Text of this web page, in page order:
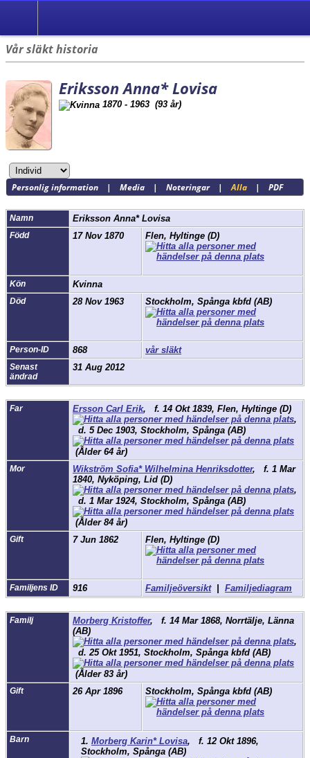
Vår släkt historia
Eriksson Anna* Lovisa
1870 - 1963 (93 år)
Personlig information |Media |Noteringar|Alla |PDF
Namn Eriksson Anna* Lovisa
Född 17 Nov 1870 Flen, Hyltinge (D)
Kön Kvinna
Död 28 Nov 1963 Stockholm, Spånga kbfd (AB)
Person-ID 868 vår släkt
Senast
ändrad
31 Aug 2012
Far Ersson Carl Erik, f. 14 Okt 1839, Flen, Hyltinge (D)
,
d. 5 Dec 1903, Stockholm, Spånga (AB)
(Ålder 64 år)
Mor Wikström Sofia* Wilhelmina Henriksdotter, f. 1 Mar
1840, Nyköping, Lid (D)
,
d. 1 Mar 1924, Stockholm, Spånga (AB)
(Ålder 84 år)
Gift 7 Jun 1862 Flen, Hyltinge (D)
Familjens ID 916 Familjeöversikt| Familjediagram
Familj Morberg Kristoffer, f. 14 Mar 1868, Norrtälje, Länna
(AB)
,
d. 25 Okt 1951, Stockholm, Spånga kbfd (AB)
(Ålder 83 år)
Gift 26 Apr 1896 Stockholm, Spånga kbfd (AB)
Barn 1. Morberg Karin* Lovisa, f. 12 Okt 1896,
Stockholm, Spånga (AB)